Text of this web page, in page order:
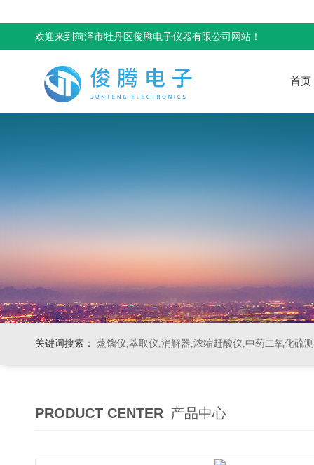
欢迎来到菏泽市牡丹区俊腾电子仪器有限公司网站！
首页
关键词搜索： 蒸馏仪,萃取仪,消解器,浓缩赶酸仪,中药二氧化硫
PRODUCT CENTER 产品中心